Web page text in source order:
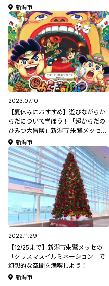
one man live ARENA tour 2024-
2025」
新潟市
2023.07.10
【夏休みにおすすめ】遊びながらか
らだについて学ぼう！「超からだの
ひみつ大冒険」新潟市 朱鷺メッセで
開催新潟市
2022.11.29
【12/25まで】新潟市朱鷺メッセの
「クリスマスイルミネーション」で
幻想的な空間を満喫しよう！
新潟市